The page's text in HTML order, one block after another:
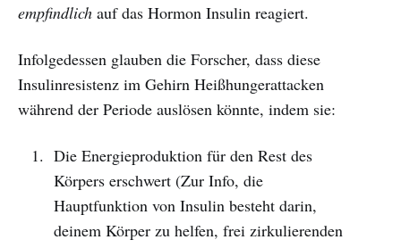
empfindlich auf das Hormon Insulin reagiert.
Infolgedessen glauben die Forscher, dass diese
Insulinresistenz im Gehirn Heißhungerattacken
während der Periode auslösen könnte, indem sie:
Die Energieproduktion für den Rest des
Körpers erschwert (Zur Info, die
Hauptfunktion von Insulin besteht darin,
deinem Körper zu helfen, frei zirkulierenden